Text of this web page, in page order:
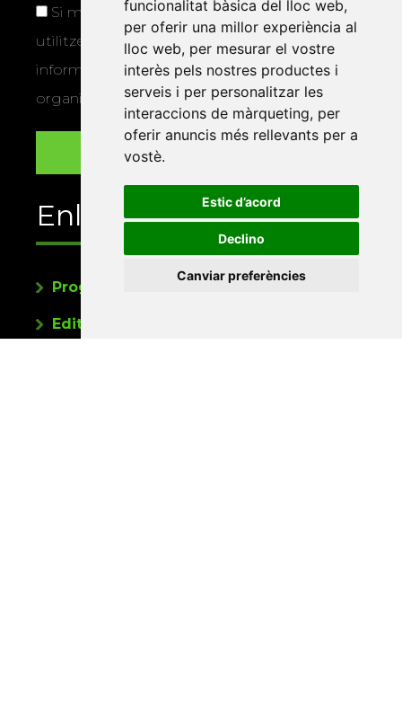
funcionalitat bàsica del lloc web,
per oferir una millor experiència al
lloc web, per mesurar el vostre
interès pels nostres productes i
serveis i per personalitzar les
interaccions de màrqueting, per
oferir anuncis més rellevants per a
vostè.
Estic d’acord
Declino
Canviar preferències
Si marqueu aquesta casella, consentiu que
utilitzem les vostres dades per a enviar-vos
informació sobre els actes i activitats que
organitza la Xarxa Vives.
Enllaços
Programa de publicacions
Editorials universitàries a Twitter